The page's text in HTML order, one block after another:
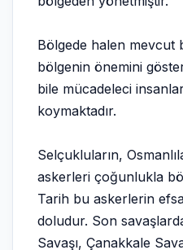
Bölgede halen mevcut
bölgenin önemini
bile mücadeleci
koymaktadır.
Selçukluların,
askerleri çoğunlukla
Tarih bu askerlerin
doludur. Son
Savaşı, Çanakkale